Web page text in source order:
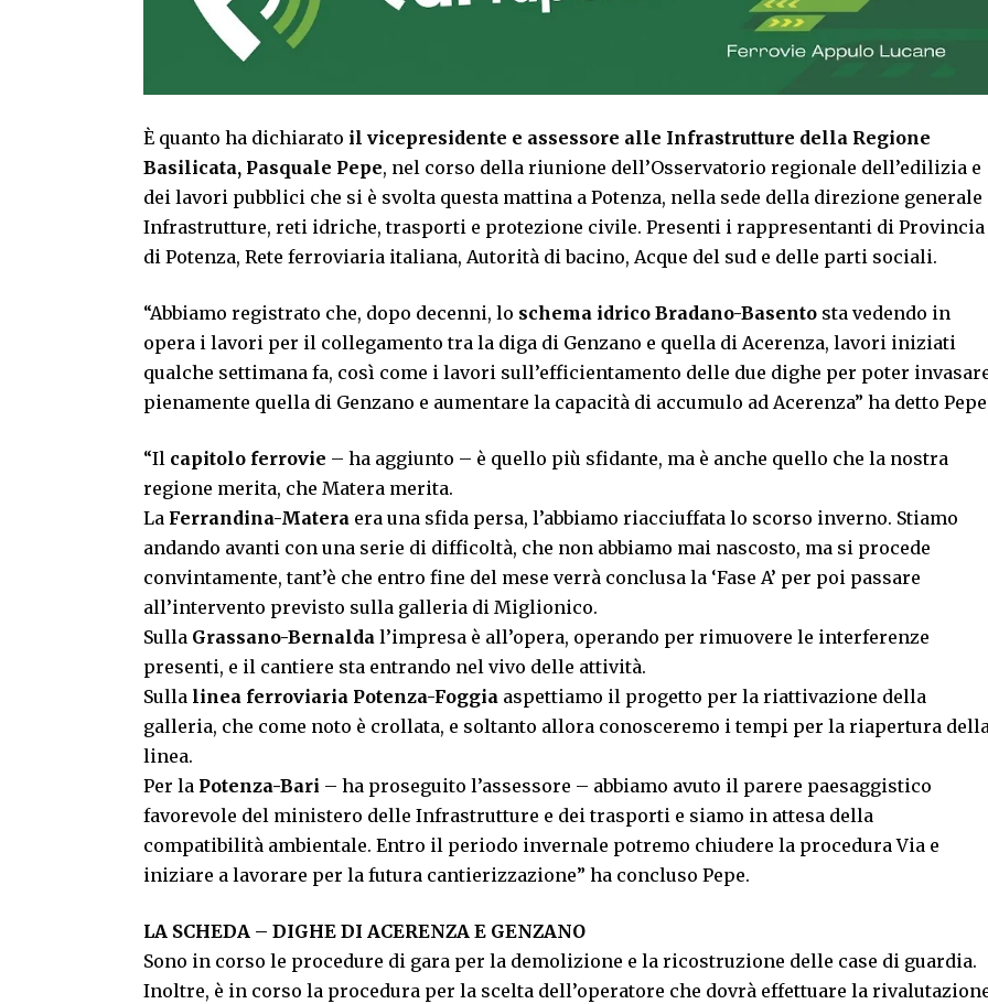
È quanto ha dichiarato il vicepresidente e assessore alle Infrastrutture della Regione
Basilicata, Pasquale Pepe, nel corso della riunione dell’Osservatorio regionale dell’edilizia e
dei lavori pubblici che si è svolta questa mattina a Potenza, nella sede della direzione generale
Infrastrutture, reti idriche, trasporti e protezione civile. Presenti i rappresentanti di Provincia
di Potenza, Rete ferroviaria italiana, Autorità di bacino, Acque del sud e delle parti sociali.
“Abbiamo registrato che, dopo decenni, lo schema idrico Bradano-Basento sta vedendo in
opera i lavori per il collegamento tra la diga di Genzano e quella di Acerenza, lavori iniziati
qualche settimana fa, così come i lavori sull’efficientamento delle due dighe per poter
pienamente quella di Genzano e aumentare la capacità di accumulo ad Acerenza” ha detto
“Il capitolo ferrovie – ha aggiunto – è quello più sfidante, ma è anche quello che la nostra
regione merita, che Matera merita.
La Ferrandina-Matera era una sfida persa, l’abbiamo riacciuffata lo scorso inverno. Stiamo
andando avanti con una serie di difficoltà, che non abbiamo mai nascosto, ma si procede
convintamente, tant’è che entro fine del mese verrà conclusa la ‘Fase A’ per poi passare
all’intervento previsto sulla galleria di Miglionico.
Sulla Grassano-Bernalda l’impresa è all’opera, operando per rimuovere le interferenze
presenti, e il cantiere sta entrando nel vivo delle attività.
Sulla linea ferroviaria Potenza-Foggia aspettiamo il progetto per la riattivazione della
galleria, che come noto è crollata, e soltanto allora conosceremo i tempi per la riapertura
linea.
Per la Potenza-Bari – ha proseguito l’assessore – abbiamo avuto il parere paesaggistico
favorevole del ministero delle Infrastrutture e dei trasporti e siamo in attesa della
compatibilità ambientale. Entro il periodo invernale potremo chiudere la procedura Via e
iniziare a lavorare per la futura cantierizzazione” ha concluso Pepe.
LA SCHEDA – DIGHE DI ACERENZA E GENZANO
Sono in corso le procedure di gara per la demolizione e la ricostruzione delle case di guardia.
Inoltre, è in corso la procedura per la scelta dell’operatore che dovrà effettuare la